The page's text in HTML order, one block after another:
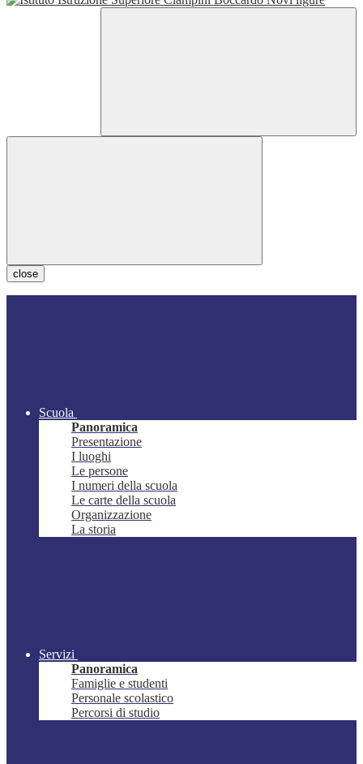
close
Scuola
Panoramica
Presentazione
I luoghi
Le persone
I numeri della scuola
Le carte della scuola
Organizzazione
La storia
Servizi
Panoramica
Famiglie e studenti
Personale scolastico
Percorsi di studio